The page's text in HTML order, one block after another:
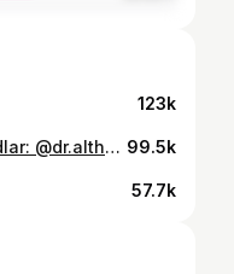
123k
Mahsulotlar👇🏼 Yuz uchun pedlar: @dr.althea_cis Mist: @dr.althea_cis Serum: @dr.althea_cis Krem: @dr.althea_cis Ko’z uchun serum: @abib.cis 99.5k
57.7k